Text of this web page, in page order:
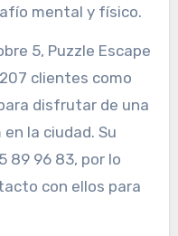
mental y físico.
5, Puzzle Escape
clientes como
disfrutar de una
la ciudad. Su
89 96 83, por lo
con ellos para